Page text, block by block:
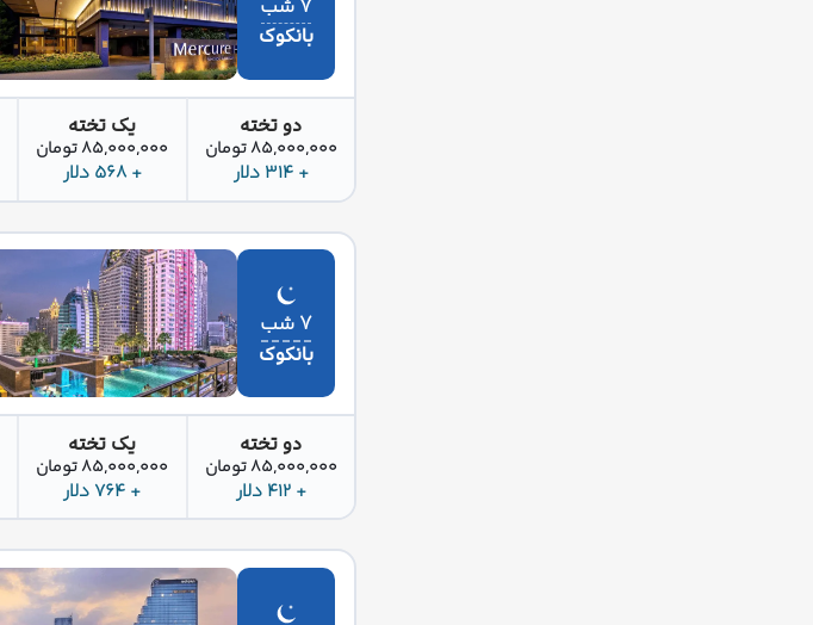
۷ شب
بانکوک
دو تخته
85,000,000 تومان
+ 314 دلار
یک تخته
85,000,000 تومان
+ 568 دلار
۷ شب
بانکوک
دو تخته
85,000,000 تومان
+ 412 دلار
یک تخته
85,000,000 تومان
+ 764 دلار